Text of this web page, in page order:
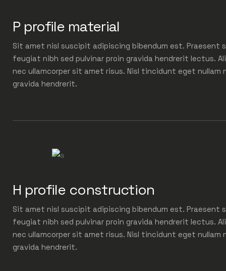
P profile material
Sit amet nisl suscipit adipiscing bibendum est. Praesent
feugiat nibh sed pulvinar proin gravida hendrerit lectus.
nec ullamcorper sit amet risus. Nisl tincidunt eget nullam
gravida hendrerit.
H profile construction
Sit amet nisl suscipit adipiscing bibendum est. Praesent
feugiat nibh sed pulvinar proin gravida hendrerit lectus.
nec ullamcorper sit amet risus. Nisl tincidunt eget nullam
gravida hendrerit.